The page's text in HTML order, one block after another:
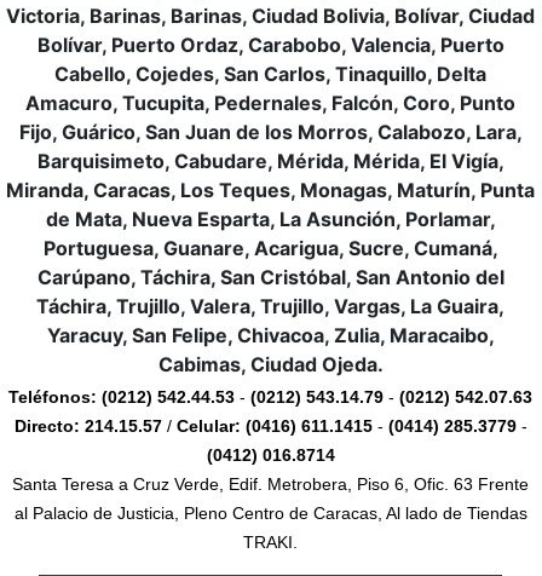
Victoria, Barinas, Barinas, Ciudad Bolivia, Bolívar, Ciudad
Bolívar, Puerto Ordaz, Carabobo, Valencia, Puerto
Cabello, Cojedes, San Carlos, Tinaquillo, Delta
Amacuro, Tucupita, Pedernales, Falcón, Coro, Punto
Fijo, Guárico, San Juan de los Morros, Calabozo, Lara,
Barquisimeto, Cabudare, Mérida, Mérida, El Vigía,
Miranda, Caracas, Los Teques, Monagas, Maturín, Punta
de Mata, Nueva Esparta, La Asunción, Porlamar,
Portuguesa, Guanare, Acarigua, Sucre, Cumaná,
Carúpano, Táchira, San Cristóbal, San Antonio del
Táchira, Trujillo, Valera, Trujillo, Vargas, La Guaira,
Yaracuy, San Felipe, Chivacoa, Zulia, Maracaibo,
Cabimas, Ciudad Ojeda.
Teléfonos:(0212) 542.44.53 -(0212) 543.14.79 -(0212) 542.07.63
Directo: 214.15.57/ Celular: (0416) 611.1415- (0414) 285.3779-
(0412) 016.8714
Santa Teresa a Cruz Verde, Edif. Metrobera, Piso 6, Ofic. 63 Frente
al Palacio de Justicia, Pleno Centro de Caracas, Al lado de Tiendas
TRAKI.